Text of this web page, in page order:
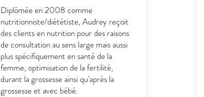
Diplômée en 2008 comme
nutritionniste/diététiste, Audrey reçoit
des clients en nutrition pour des raisons
de consultation au sens large mais aussi
plus spécifiquement en santé de la
femme, optimisation de la fertilité,
durant la grossesse ainsi qu'après la
grossesse et avec bébé.